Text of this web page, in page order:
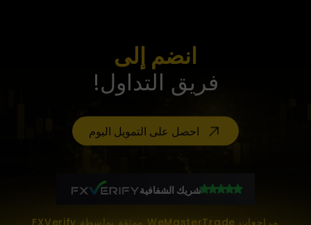
انضم إلى
فريق التداول!
احصل على التمويل اليوم
شريك الشفافية
مراجعات WeMasterTrade موثقة بواسطة FXVerify